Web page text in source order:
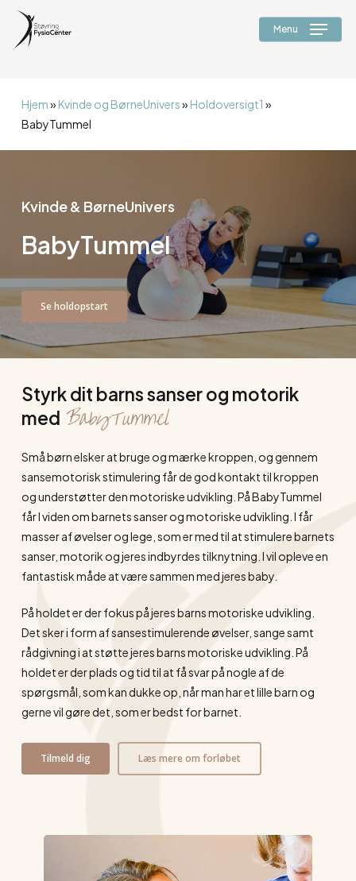
alert("JS virker");
Skip
main
Menu
Hjem» Kvinde og BørneUnivers» Holdoversigt1 »
BabyTummel
Kvinde & BørneUnivers
BabyTummel
Se holdopstart
Styrk dit barns sanser og motorik
med BabyTummel
Små børn elsker at bruge og mærke kroppen, og gennem
sansemotorisk stimulering får de god kontakt til kroppen
og understøtter den motoriske udvikling. På BabyTummel
får I viden om barnets sanser og motoriske udvikling. I får
masser af øvelser og lege, som er med til at stimulere barnets
sanser, motorik og jeres indbyrdes tilknytning. I vil opleve en
fantastisk måde at være sammen med jeres baby.
På holdet er der fokus på jeres barns motoriske udvikling.
Det sker i form af sansestimulerende øvelser, sange samt
rådgivning i at støtte jeres barns motoriske udvikling. På
holdet er der plads og tid til at få svar på nogle af de
spørgsmål, som kan dukke op, når man har et lille barn og
gerne vil gøre det, som er bedst for barnet.
Tilmeld dig Læs mere om forløbet